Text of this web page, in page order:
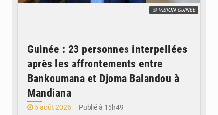
© VISION GUINÉE
Guinée : 23 personnes interpellées
après les affrontements entre
Bankoumana et Djoma Balandou à
Mandiana
5 août 2026
Publié à 16h49